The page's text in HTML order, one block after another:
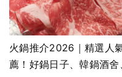
火鍋推介2026｜精選人
薦！好鍋日子、韓鍋酒